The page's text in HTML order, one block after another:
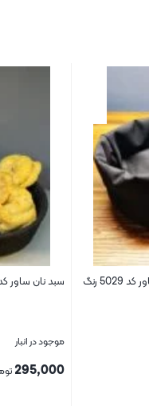
جانونی پارچه ای ساور کد 5029 رنگ
سبد نان ساور کد
موجود در انبار
295,000